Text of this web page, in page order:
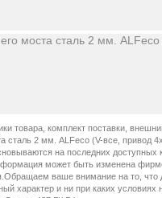
товара, комплект поставки,
сталь 2 мм. ALFeco (V-все, привод